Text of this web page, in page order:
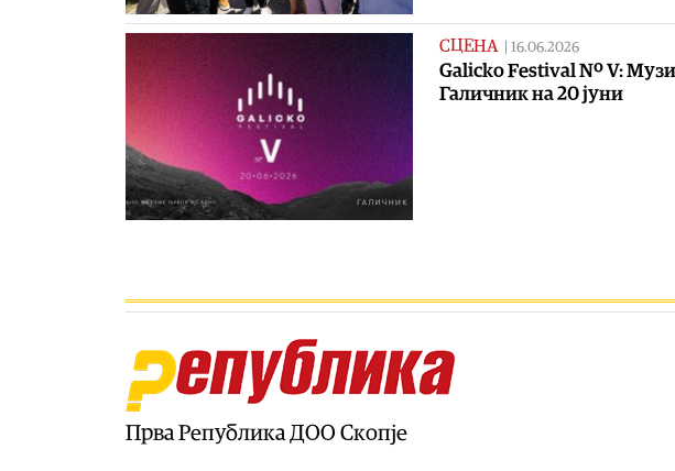
СЦЕНА | 16.06.2026
Galicko Festival Nº V:
Галичник на 20 јуни
Прва Република ДОО Скопје